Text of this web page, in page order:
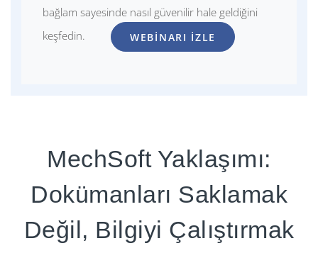
bağlam sayesinde nasıl güvenilir hale geldiğini
keşfedin.
WEBINARI İZLE
MechSoft Yaklaşımı:
Dokümanları Saklamak
Değil, Bilgiyi Çalıştırmak